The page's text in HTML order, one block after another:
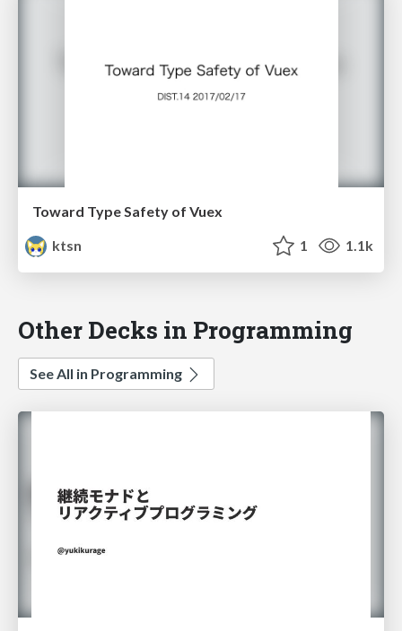
Toward Type Safety of Vuex
ktsn
1 1.1k
Other Decks in Programming
See All in Programming